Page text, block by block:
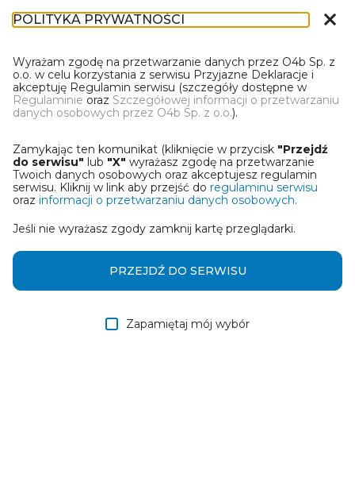
WYBIERZ JEDNĄ Z OPCJI
Utwórz informację z wykorzystaniem kreatora online
Przywróć ostatnią informację
Wczytaj informację z pliku roboczego DEK
w formie pliku roboczego DEK
POLITYKA PRYWATNOŚCI close
Wyrażam zgodę na przetwarzanie danych przez O4b Sp. z
o.o. w celu korzystania z serwisu Przyjazne Deklaracje i
akceptuję Regulamin serwisu (szczegóły dostępne w
Regulaminie oraz Szczegółowej informacji o przetwarzaniu
danych osobowych przez O4b Sp. z o.o.).
Zamykając ten komunikat (kliknięcie w przycisk "Przejdź
do serwisu" lub "X" wyrażasz zgodę na przetwarzanie
Twoich danych osobowych oraz akceptujesz regulamin
serwisu. Kliknij w link aby przejść do regulaminu serwisu
oraz informacji o przetwarzaniu danych osobowych.
Jeśli nie wyrażasz zgody zamknij kartę przeglądarki.
Zapamiętaj mój wybór
PRZEJDŹ DO SERWISU